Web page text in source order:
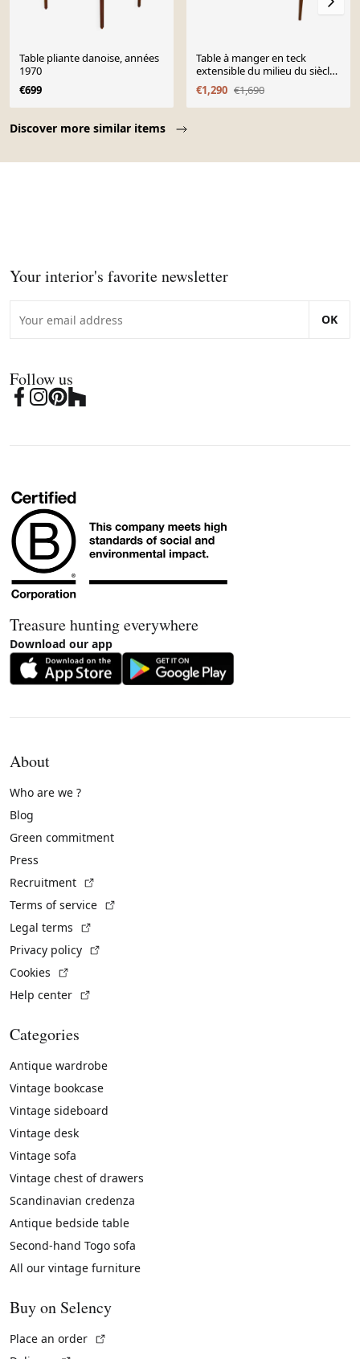
Discover more similar items
Table pliante danoise, années
1970
€699
Table à manger en teck
extensible du milieu du siècle
Everest, années 1960
€1,290 €1,690
Your interior's favorite newsletter
OK
Follow us
Treasure hunting everywhere
Download our app
About
Who are we ?
Blog
Green commitment
Press
Recruitment
Terms of service
Legal terms
Privacy policy
Cookies
Help center
Categories
Antique wardrobe
Vintage bookcase
Vintage sideboard
Vintage desk
Vintage sofa
Vintage chest of drawers
Scandinavian credenza
Antique bedside table
Second-hand Togo sofa
All our vintage furniture
Buy on Selency
Place an order